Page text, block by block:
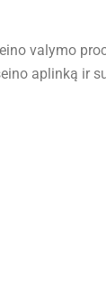
valymo
aplinką ir